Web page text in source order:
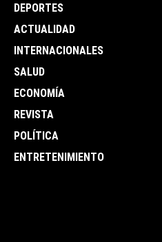
DEPORTES
ACTUALIDAD
INTERNACIONALES
SALUD
ECONOMÍA
REVISTA
POLÍTICA
ENTRETENIMIENTO